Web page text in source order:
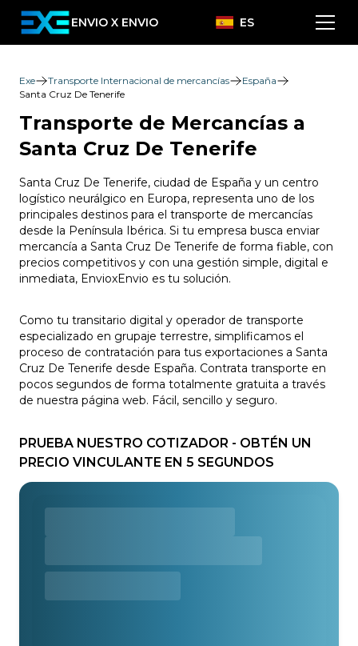
ENVIO X ENVIO ES
Exe Transporte Internacional de mercancías
España
Santa Cruz De Tenerife
Transporte de Mercancías a
Santa Cruz De Tenerife
Santa Cruz De Tenerife, ciudad de España y un centro
logístico neurálgico en Europa, representa uno de los
principales destinos para el transporte de mercancías
desde la Península Ibérica. Si tu empresa busca enviar
mercancía a Santa Cruz De Tenerife de forma fiable, con
precios competitivos y con una gestión simple, digital e
inmediata, EnvioxEnvio es tu solución.
Como tu transitario digital y operador de transporte
especializado en grupaje terrestre, simplificamos el
proceso de contratación para tus exportaciones a Santa
Cruz De Tenerife desde España. Contrata transporte en
pocos segundos de forma totalmente gratuita a través
de nuestra página web. Fácil, sencillo y seguro.
PRUEBA NUESTRO COTIZADOR - OBTÉN UN
PRECIO VINCULANTE EN 5 SEGUNDOS